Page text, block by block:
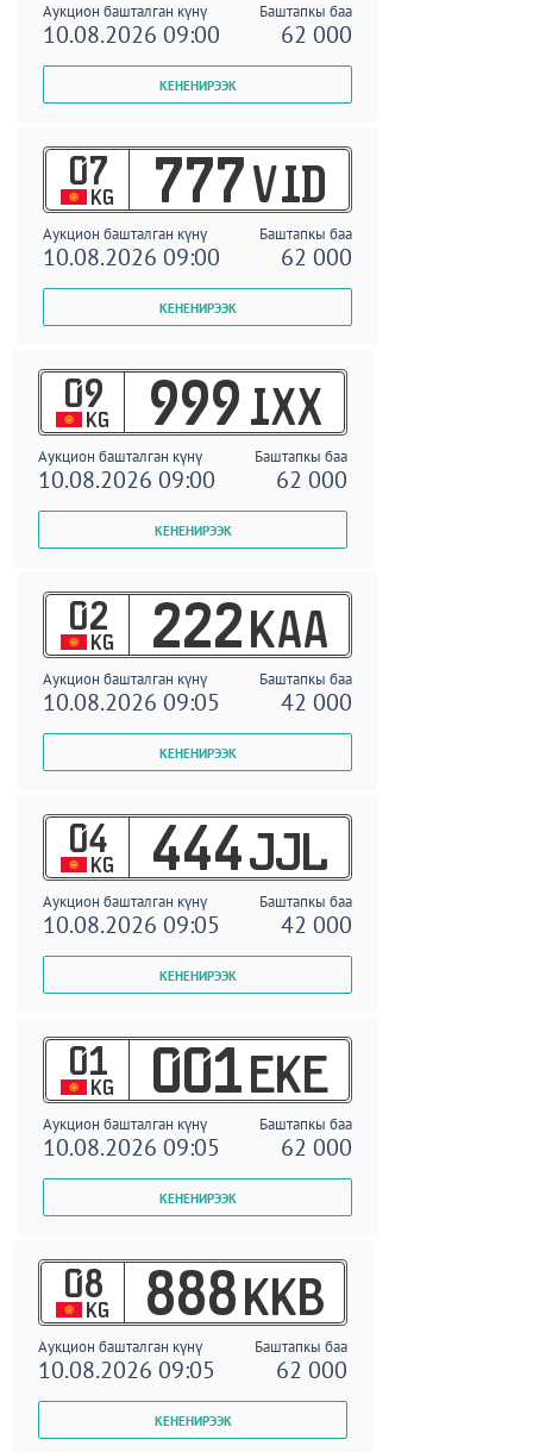
Аукцион башталган күнү Баштапкы баа
10.08.2026 09:00 62 000
07
KG 777 VID
Аукцион башталган күнү Баштапкы баа
10.08.2026 09:00 62 000
09
KG 999 IXX
Аукцион башталган күнү Баштапкы баа
10.08.2026 09:00 62 000
02
KG 222 KAA
Аукцион башталган күнү Баштапкы баа
10.08.2026 09:05 42 000
04
KG 444 JJL
Аукцион башталган күнү Баштапкы баа
10.08.2026 09:05 42 000
01
KG 001 EKE
Аукцион башталган күнү Баштапкы баа
10.08.2026 09:05 62 000
08
KG 888 KKB
Аукцион башталган күнү Баштапкы баа
10.08.2026 09:05 62 000